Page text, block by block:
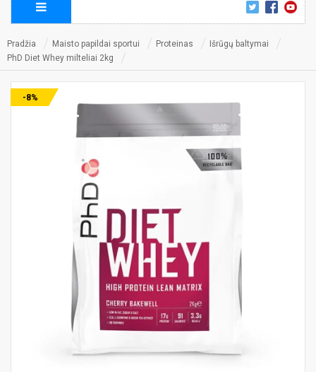
Pradžia Maisto papildai sportui Proteinas
Išrūgų baltymai
PhD Diet Whey milteliai 2kg
-8%